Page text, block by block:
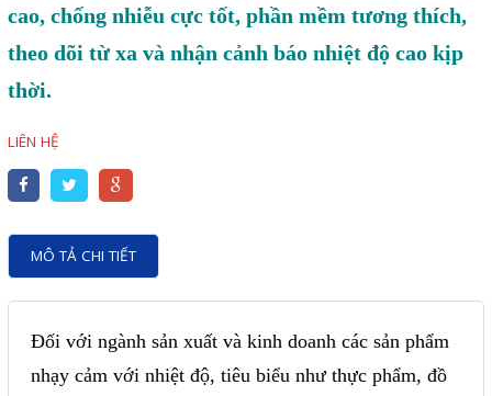
cao, chống nhiễu cực tốt, phần mềm tương thích,
theo dõi từ xa và nhận cảnh báo nhiệt độ cao kịp
thời.
LIÊN HỆ
MÔ TẢ CHI TIẾT
Đối với ngành sản xuất và kinh doanh các sản phẩm
nhạy cảm với nhiệt độ, tiêu biểu như thực phẩm, đồ
Thiết bị thu thập dữ liệu,
truyền và lưu trữ dữ liệu
Thiết bị điều khiển và giám
Thiết bị đo lường - Cảm biến
Bộ điều khiển nhiệt độ